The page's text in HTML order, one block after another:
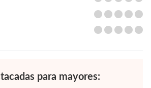
para mayores: